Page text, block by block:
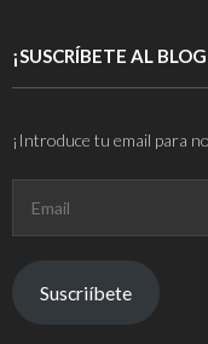
¡SUSCRÍBETE AL
¡Introduce tu email para
Suscriíbete